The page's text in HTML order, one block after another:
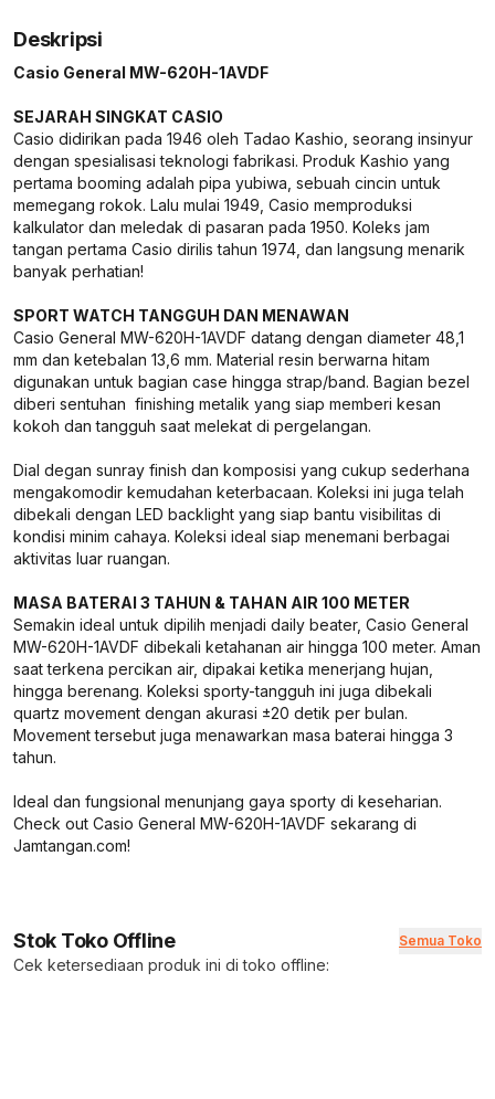
Deskripsi
Casio General MW-620H-1AVDF
SEJARAH SINGKAT CASIO
Casio didirikan pada 1946 oleh Tadao Kashio, seorang insinyur
dengan spesialisasi teknologi fabrikasi. Produk Kashio yang
pertama booming adalah pipa yubiwa, sebuah cincin untuk
memegang rokok. Lalu mulai 1949, Casio memproduksi
kalkulator dan meledak di pasaran pada 1950. Koleks jam
tangan pertama Casio dirilis tahun 1974, dan langsung menarik
banyak perhatian!
SPORT WATCH TANGGUH DAN MENAWAN
Casio General MW-620H-1AVDF datang dengan diameter 48,1
mm dan ketebalan 13,6 mm. Material resin berwarna hitam
digunakan untuk bagian case hingga strap/band. Bagian bezel
diberi sentuhan finishing metalik yang siap memberi kesan
kokoh dan tangguh saat melekat di pergelangan.
Dial degan sunray finish dan komposisi yang cukup sederhana
mengakomodir kemudahan keterbacaan. Koleksi ini juga telah
dibekali dengan LED backlight yang siap bantu visibilitas di
kondisi minim cahaya. Koleksi ideal siap menemani berbagai
aktivitas luar ruangan.
MASA BATERAI 3 TAHUN & TAHAN AIR 100 METER
Semakin ideal untuk dipilih menjadi daily beater, Casio General
MW-620H-1AVDF dibekali ketahanan air hingga 100 meter. Aman
saat terkena percikan air, dipakai ketika menerjang hujan,
hingga berenang. Koleksi sporty-tangguh ini juga dibekali
quartz movement dengan akurasi ±20 detik per bulan.
Movement tersebut juga menawarkan masa baterai hingga 3
tahun.
Ideal dan fungsional menunjang gaya sporty di keseharian.
Check out Casio General MW-620H-1AVDF sekarang di
Jamtangan.com!
Stok Toko Offline Semua Toko
Cek ketersediaan produk ini di toko offline: